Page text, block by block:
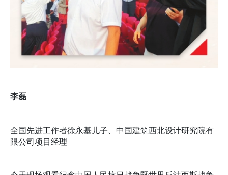
李磊
全国先进工作者徐永基儿子、中国建筑西北设计研究院有
限公司项目经理